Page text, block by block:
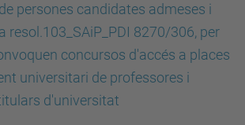
persones candidates admeses i
resol.103_SAiP_PDI 8270/306, per
concursos d'accés a places
universitari de professores i
d'universitat